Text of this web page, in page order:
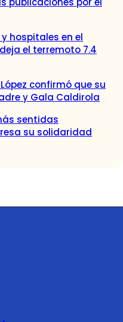
hospitales en el
el terremoto 7.4
confirmó que su
y Gala Caldirola
sentidas
su solidaridad